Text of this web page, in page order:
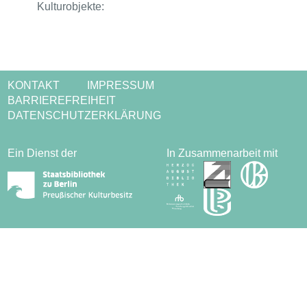
Kulturobjekte:
KONTAKT
IMPRESSUM
BARRIEREFREIHEIT
DATENSCHUTZERKLÄRUNG
Ein Dienst der In Zusammenarbeit mit